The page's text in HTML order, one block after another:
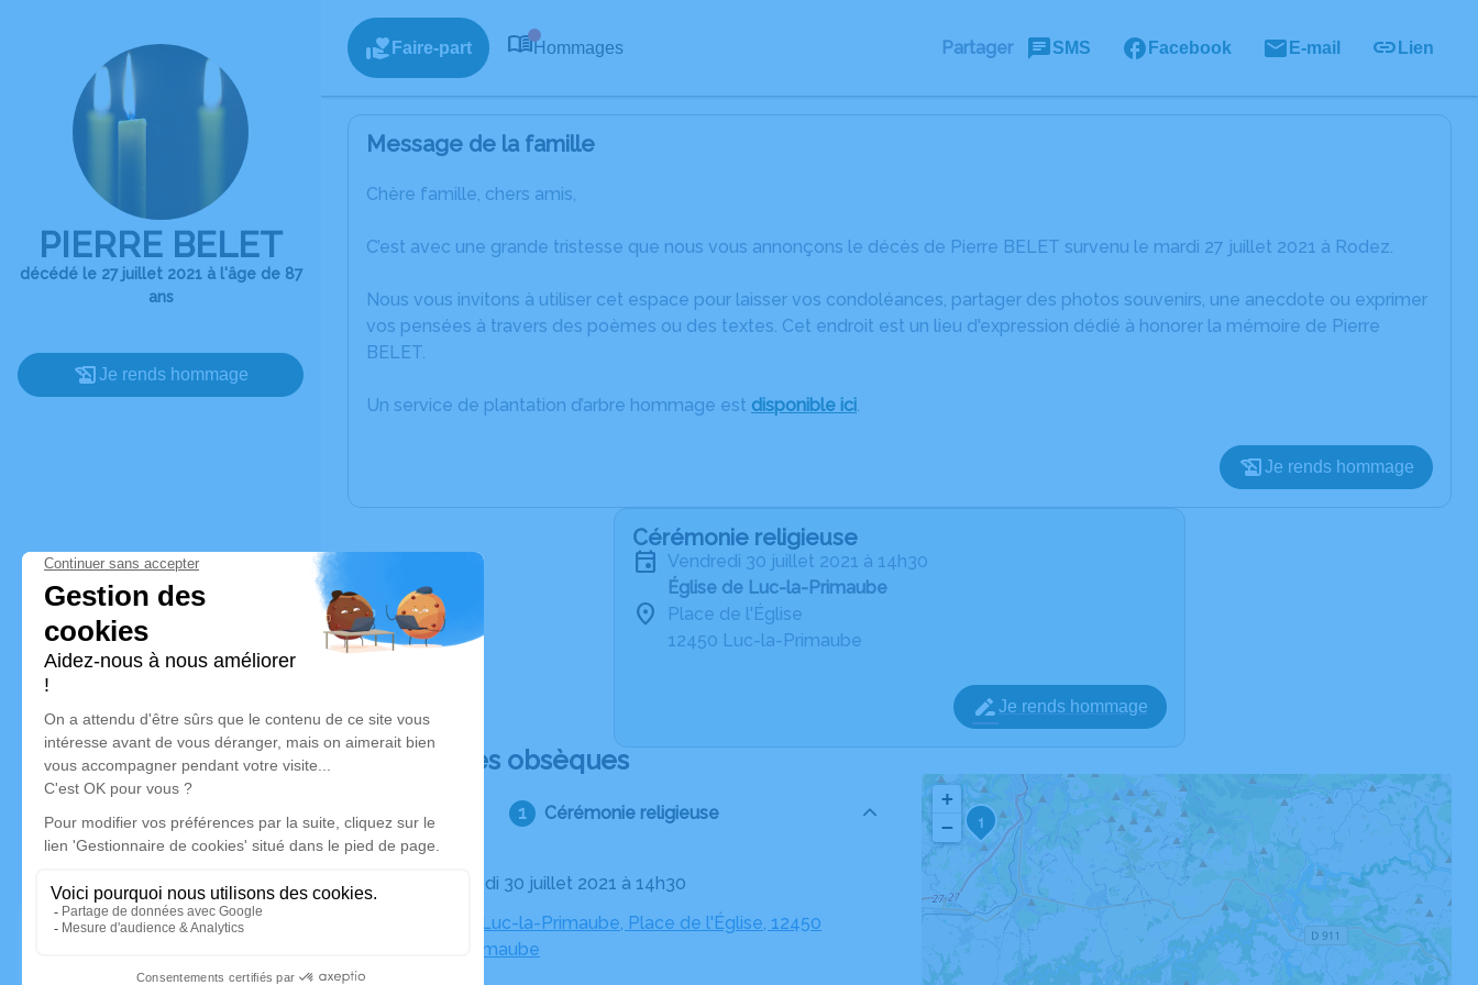
PIERRE BELET
décédé le 27 juillet 2021 à l'âge de 87
ans
Je rends hommage
Faire-part Hommages Partager SMS Facebook E-mail Lien
Message de la famille
Chère famille, chers amis,
C’est avec une grande tristesse que nous vous annonçons le décès de Pierre BELET survenu le mardi 27 juillet 2021 à Rodez.
Nous vous invitons à utiliser cet espace pour laisser vos condoléances, partager des photos souvenirs, une anecdote ou exprimer
vos pensées à travers des poèmes ou des textes. Cet endroit est un lieu d'expression dédié à honorer la mémoire de Pierre
BELET.
Un service de plantation d’arbre hommage est disponible ici.
Je rends hommage
Cérémonie religieuse
vendredi 30 juillet 2021 à 14h30
Église de Luc-la-Primaube
Place de l'Église
12450 Luc-la-Primaube
Je rends hommage
Déroulé des obsèques
Cérémonie religieuse
Le vendredi 30 juillet 2021 à 14h30
Église de Luc-la-Primaube, Place de l'Église, 12450
Luc-la-Primaube
1
+
−